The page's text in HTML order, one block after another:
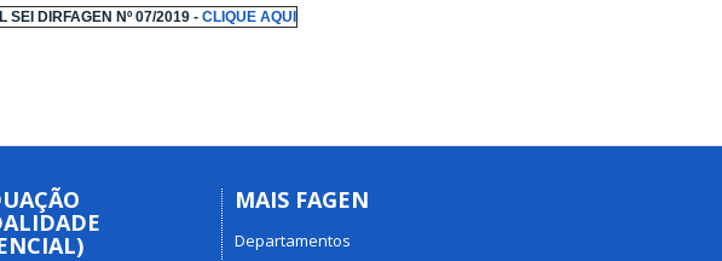
SEI DIRFAGEN Nº 07/2019 - CLIQUE AQUI
MAIS FAGEN
Departamentos